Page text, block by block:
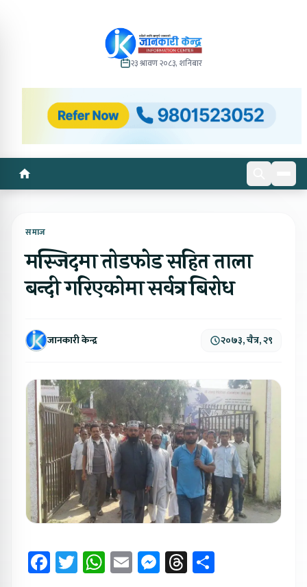
२३ श्रावण २०८३, शनिबार
समाज
मस्जिदमा तोडफोड सहित ताला
बन्दी गरिएकोमा सर्वत्र बिरोध
जानकारी केन्द्र २०७३, चैत्र, २९
Facebook
Twitter
WhatsApp
EmailMessenger
Threads